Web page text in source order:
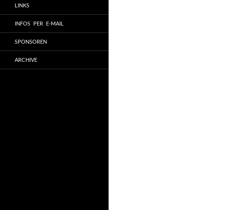
LINKS
INFOS PER E-MAIL
SPONSOREN
ARCHIVE